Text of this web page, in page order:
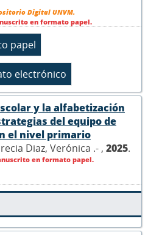
Digital UNVM.
en formato papel.
y la alfabetización
del equipo de
el nivel primario
Diaz, Verónica .- , 2025.
en formato papel.